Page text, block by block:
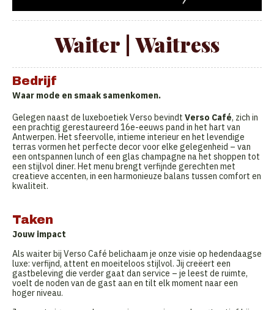
Waiter | Waitress
Bedrijf
Waar mode en smaak samenkomen.
Gelegen naast de luxeboetiek Verso bevindt Verso Café, zich in
een prachtig gerestaureerd 16e-eeuws pand in het hart van
Antwerpen. Het sfeervolle, intieme interieur en het levendige
terras vormen het perfecte decor voor elke gelegenheid – van
een ontspannen lunch of een glas champagne na het shoppen tot
een stijlvol diner. Het menu brengt verfijnde gerechten met
creatieve accenten, in een harmonieuze balans tussen comfort en
kwaliteit.
Taken
Jouw impact
Als waiter bij Verso Café belichaam je onze visie op hedendaagse
luxe: verfijnd, attent en moeiteloos stijlvol. Jij creëert een
gastbeleving die verder gaat dan service – je leest de ruimte,
voelt de noden van de gast aan en tilt elk moment naar een
hoger niveau.